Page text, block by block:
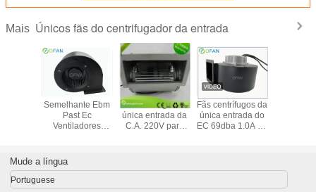
Mais Únicos fãs do centrifugador da entrada
única
Semelhante Ebm
Past Ec
Ventiladores
Condensador 48V
fãs centrífugos da
única entrada da
C.A. 220V para
Fãs centrífugos da
única entrada do
EC 69dba 1.0A do
EC/
Mude a língua
Portuguese